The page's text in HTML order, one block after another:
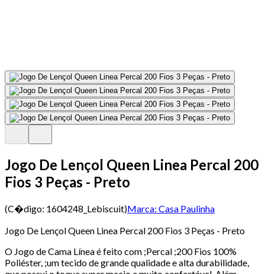
Jogo De Lençol Queen Linea Percal 200
Fios 3 Peças - Preto
(C�digo: 1604248_Lebiscuit)Marca: Casa Paulinha
Jogo De Lençol Queen Linea Percal 200 Fios 3 Peças - Preto
O Jogo de Cama Línea é feito com ;Percal ;200 Fios 100%
Poliéster, ;um tecido de grande qualidade e alta durabilidade,